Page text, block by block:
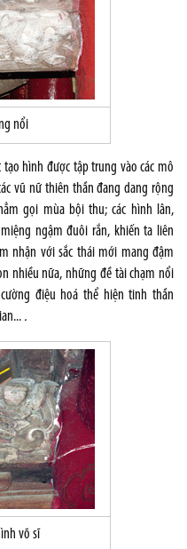
nổi
hình được tập trung vào các mô
vũ nữ thiên thần đang dang rộng
gọi mùa bội thu; các hình lân,
ngậm đuôi rắn, khiến ta liên
nhận với sắc thái mới mang đậm
nhiều nữa, những đề tài chạm nổi
điệu hoá thể hiện tinh thần
.
võ sĩ